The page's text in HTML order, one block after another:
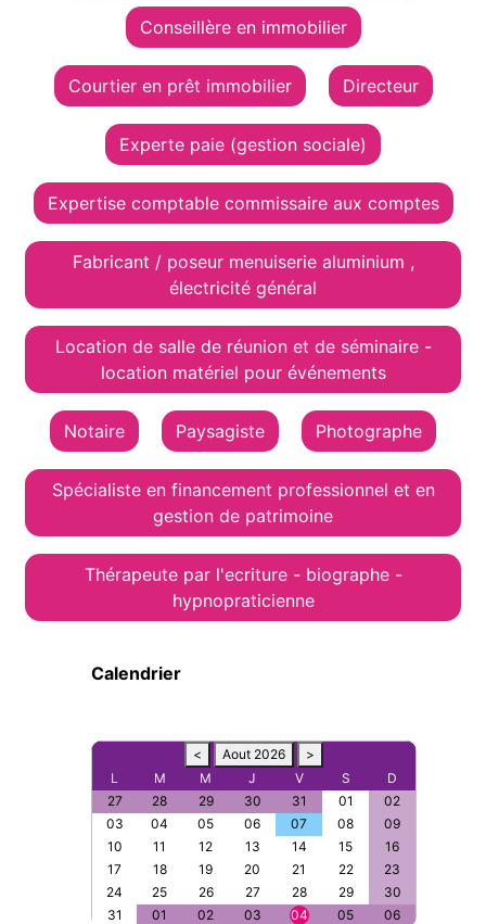
Conseillère en immobilier
Courtier en prêt immobilier Directeur
Experte paie (gestion sociale)
Expertise comptable commissaire aux comptes
Fabricant / poseur menuiserie aluminium ,
électricité général
Location de salle de réunion et de séminaire -
location matériel pour événements
Notaire Paysagiste Photographe
Spécialiste en financement professionnel et en
gestion de patrimoine
Thérapeute par l'ecriture - biographe -
hypnopraticienne
Calendrier
< Aout 2026
>
L
M M J V S
D
27
28 29 30 31 01
02
03
04 05 06 07 08
09
10
11 12 13 14 15
16
17
18 19 20 21 22
23
24
25 26 27 28 29
30
31
01 02 03 04 05 06